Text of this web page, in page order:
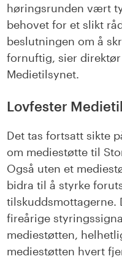
høringsrunden vært
behovet for et slikt
beslutningen om å
fornuftig, sier direktør
Medietilsynet.
Lovfester
Det tas fortsatt sikte
om mediestøtte til
Også uten et
bidra til å styrke
tilskuddsmottagerne.
fireårige
mediestøtten,
mediestøtten hvert